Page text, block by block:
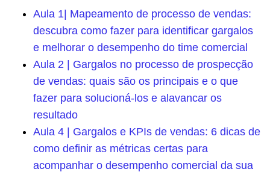
Aula 1| Mapeamento de processo de vendas:
descubra como fazer para identificar gargalos
e melhorar o desempenho do time comercial
Aula 2 | Gargalos no processo de prospecção
de vendas: quais são os principais e o que
fazer para solucioná-los e alavancar os
resultado
Aula 4 | Gargalos e KPIs de vendas: 6 dicas de
como definir as métricas certas para
acompanhar o desempenho comercial da sua